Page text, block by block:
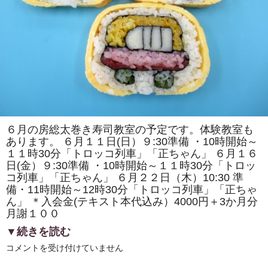
の
体
験
教
室
も
あ
り
ま
す。
は
６月の房総太巻き寿司教室の予定です。体験教室も
あります。 ６月１１日(日）９:30準備 ・10時開始～
１１時30分「トロッコ列車」「正ちゃん」 ６月１６
日(金）９:30準備 ・10時開始～１１時30分「トロッ
コ列車」「正ちゃん」 ６月２２日（木）10:30 準
備・11時開始～12時30分「トロッコ列車」「正ちゃ
ん」 ＊入会金(テキスト本代込み）4000円＋3か月分
月謝１００
▼続きを読む
６
コメントを受け付けていません